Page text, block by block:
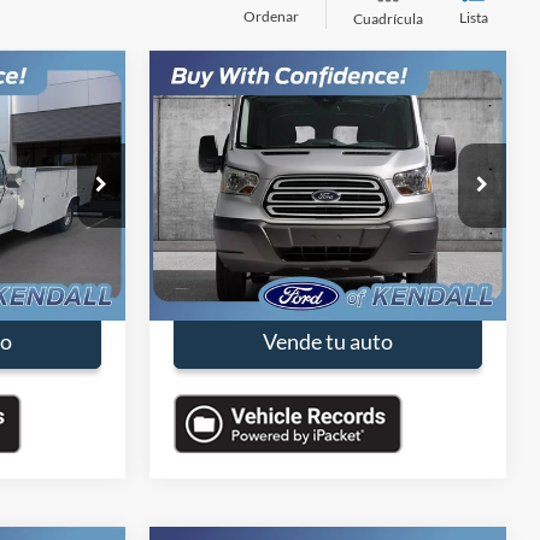
Ordenar Cuadrícula Lista
Ext.
$1,990
$5,990
$1,990
2018Ford Transit-350
VIN: 1FTRS4XV2JKA54934Valores:JKA54934
Modelo:S4X
Available 176,403 mi Ext. Int.
$3,000
SAVINGS
$16,990
PRECIO
DESTACADO
Less
Precio de Venta:
$19,990
Descuentos
-$3,000
Precio con Descuento:
$16,990
Vende tu auto
Comparar vehículo